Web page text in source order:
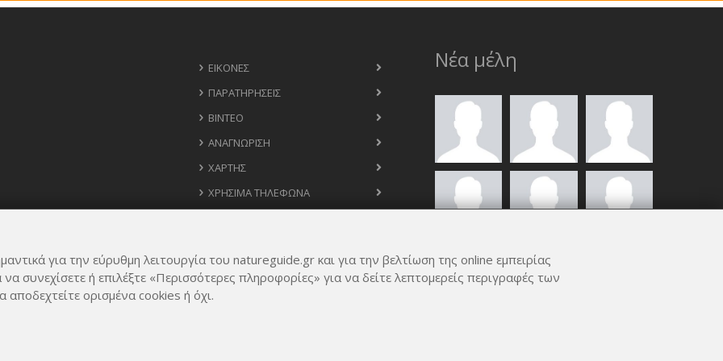
ΕΙΚΌΝΕΣ
ΠΑΡΑΤΗΡΉΣΕΙΣ
ΒΊΝΤΕΟ
ΑΝΑΓΝΏΡΙΣΗ
ΧΆΡΤΗΣ
ΧΡΉΣΙΜΑ ΤΗΛΈΦΩΝΑ
Νέα μέλη
ΟΛΑ ΤΑ ΜΈΛΗ
για την εύρυθμη λειτουργία του natureguide.gr και για την βελτίωση της online εμπειρίας
συνεχίσετε ή επιλέξτε «Περισσότερες πληροφορίες» για να δείτε λεπτομερείς περιγραφές των
ορισμένα cookies ή όχι.